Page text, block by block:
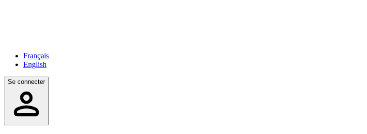
Français
English
Se connecter